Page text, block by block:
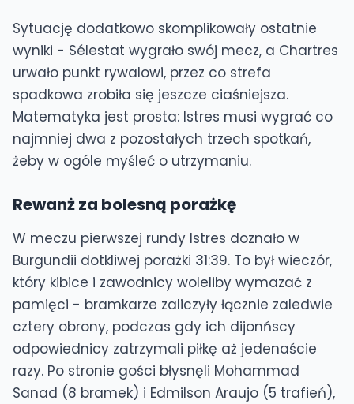
Sytuację dodatkowo skomplikowały ostatnie
wyniki - Sélestat wygrało swój mecz, a Chartres
urwało punkt rywalowi, przez co strefa
spadkowa zrobiła się jeszcze ciaśniejsza.
Matematyka jest prosta: Istres musi wygrać co
najmniej dwa z pozostałych trzech spotkań,
żeby w ogóle myśleć o utrzymaniu.
Rewanż za bolesną porażkę
W meczu pierwszej rundy Istres doznało w
Burgundii dotkliwej porażki 31:39. To był wieczór,
który kibice i zawodnicy woleliby wymazać z
pamięci - bramkarze zaliczyły łącznie zaledwie
cztery obrony, podczas gdy ich dijonńscy
odpowiednicy zatrzymali piłkę aż jedenaście
razy. Po stronie gości błysnęli Mohammad
Sanad (8 bramek) i Edmilson Araujo (5 trafień),